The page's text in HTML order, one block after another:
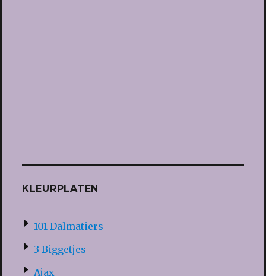
KLEURPLATEN
101 Dalmatiers
3 Biggetjes
Ajax